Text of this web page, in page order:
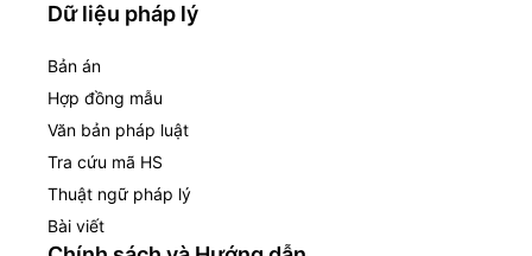
Dữ liệu pháp lý
Bản án
Hợp đồng mẫu
Văn bản pháp luật
Tra cứu mã HS
Thuật ngữ pháp lý
Bài viết